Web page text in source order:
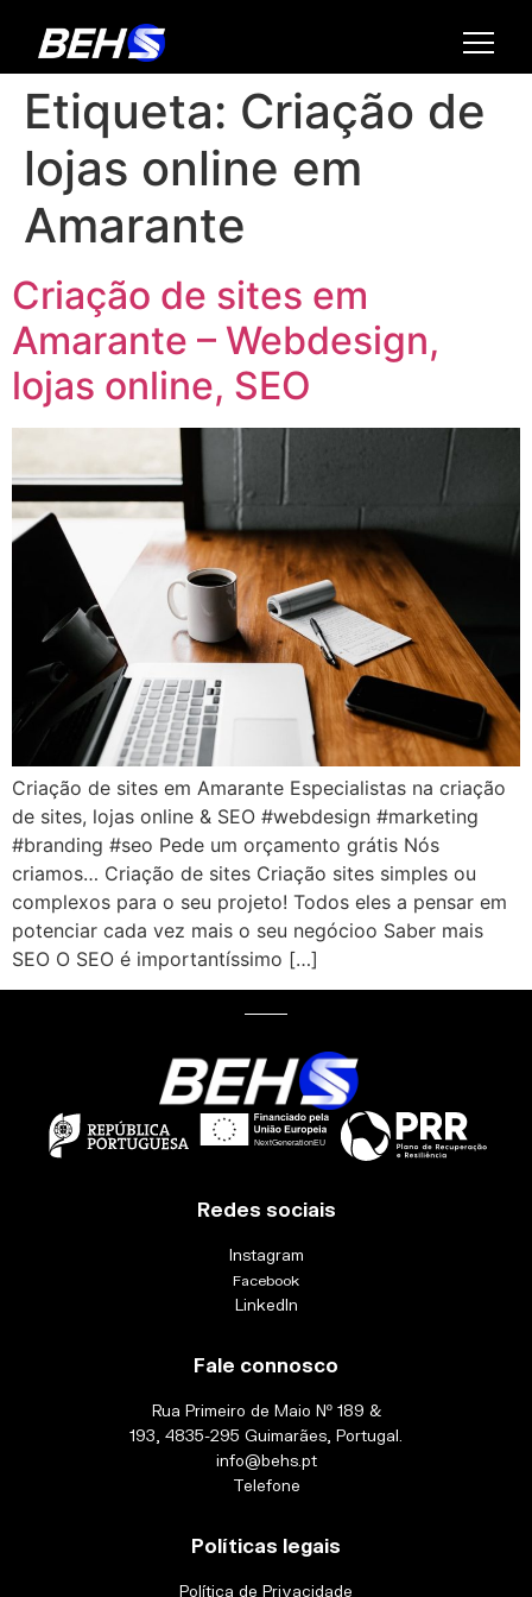
Etiqueta: Criação de
lojas online em
Amarante
Criação de sites em
Amarante – Webdesign,
lojas online, SEO
Criação de sites em Amarante Especialistas na criação
de sites, lojas online & SEO #webdesign #marketing
#branding #seo Pede um orçamento grátis Nós
criamos… Criação de sites Criação sites simples ou
complexos para o seu projeto! Todos eles a pensar em
potenciar cada vez mais o seu negócioo Saber mais
SEO O SEO é importantíssimo […]
Redes sociais
Instagram
Facebook
LinkedIn
Fale connosco
Rua Primeiro de Maio Nº 189 &
193, 4835-295 Guimarães, Portugal.
info@behs.pt
Telefone
Políticas legais
Política de Privacidade